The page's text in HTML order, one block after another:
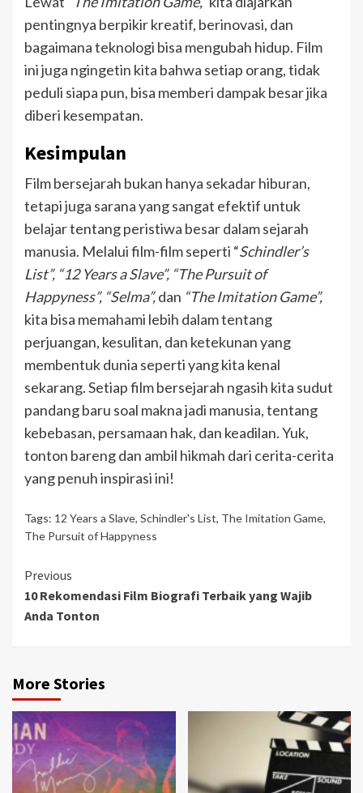
pentingnya berpikir kreatif, berinovasi, dan
bagaimana teknologi bisa mengubah hidup. Film
ini juga ngingetin kita bahwa setiap orang, tidak
peduli siapa pun, bisa memberi dampak besar jika
diberi kesempatan.
Kesimpulan
Film bersejarah bukan hanya sekadar hiburan,
tetapi juga sarana yang sangat efektif untuk
belajar tentang peristiwa besar dalam sejarah
manusia. Melalui film-film seperti “Schindler’s
List”, “12 Years a Slave”, “The Pursuit of
Happyness”, “Selma”,dan “The Imitation Game”,
kita bisa memahami lebih dalam tentang
perjuangan, kesulitan, dan ketekunan yang
membentuk dunia seperti yang kita kenal
sekarang. Setiap film bersejarah ngasih kita sudut
pandang baru soal makna jadi manusia, tentang
kebebasan, persamaan hak, dan keadilan. Yuk,
tonton bareng dan ambil hikmah dari cerita-cerita
yang penuh inspirasi ini!
Tags: 12 Years a Slave, Schindler's List, The Imitation Game,
The Pursuit of Happyness
Continue
Reading
Previous
10 Rekomendasi Film Biografi Terbaik yang Wajib
Anda Tonton
More Stories